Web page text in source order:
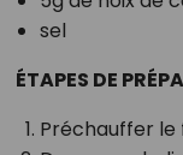
sel
ÉTAPES DE
Préchauffer le